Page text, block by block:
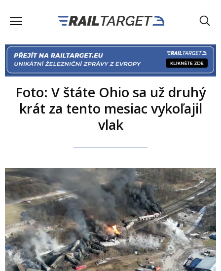
Foto: V štáte Ohio sa už druhý
krát za tento mesiac vykoľajil
vlak